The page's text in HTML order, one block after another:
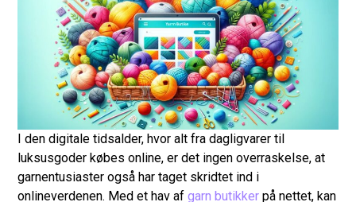
I den digitale tidsalder, hvor alt fra dagligvarer til
luksusgoder købes online, er det ingen overraskelse, at
garnentusiaster også har taget skridtet ind i
onlineverdenen. Med et hav afgarn butikker på nettet, kan